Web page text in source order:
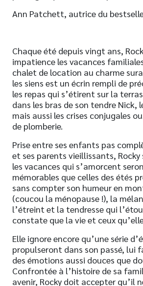
Ann Patchett, autrice du
Chaque été depuis vingt ans,
impatience les vacances
chalet de location au charme
les siens est un écrin rempli de
les repas qui s’étirent sur la
dans les bras de son tendre Nick,
mais aussi les crises conjugales
de plomberie.
Prise entre ses enfants pas
et ses parents vieillissants,
les vacances qui s’amorcent
mémorables que celles des étés
sans compter son humeur en
(coucou la ménopause !), la
l’étreint et la tendresse qui
constate que la vie et ceux
Elle ignore encore qu’une série
propulseront dans son passé, lui
des émotions aussi douces que
Confrontée à l’histoire de sa
avenir, Rocky doit accepter qu’il